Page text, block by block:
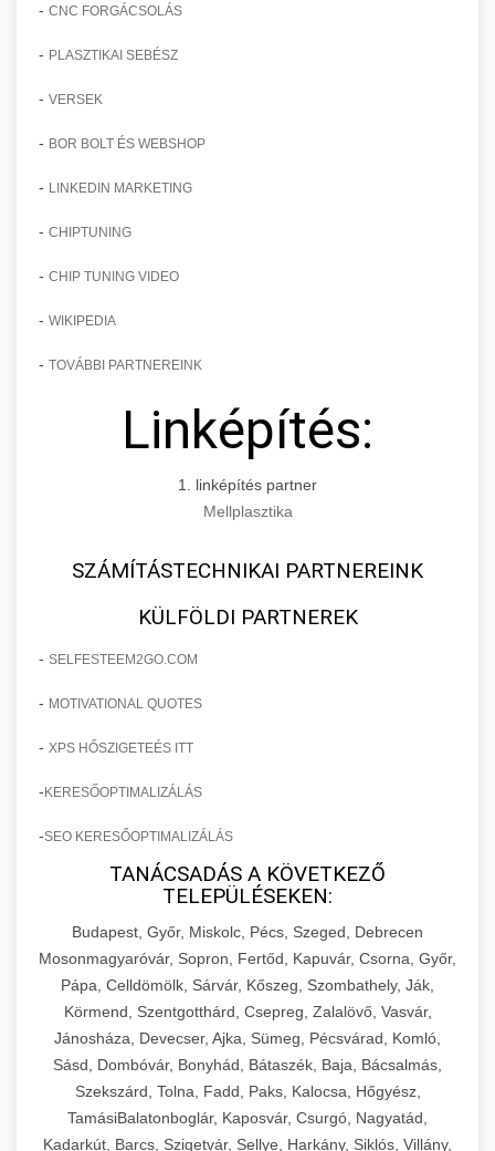
- CNC FORGÁCSOLÁS
- PLASZTIKAI SEBÉSZ
- VERSEK
- BOR BOLT ÉS WEBSHOP
- LINKEDIN MARKETING
- CHIPTUNING
- CHIP TUNING VIDEO
- WIKIPEDIA
- TOVÁBBI PARTNEREINK
Linképítés:
1. linképítés partner
Mellplasztika
SZÁMÍTÁSTECHNIKAI PARTNEREINK
KÜLFÖLDI PARTNEREK
- SELFESTEEM2GO.COM
- MOTIVATIONAL QUOTES
- XPS HŐSZIGETEÉS ITT
- KERESŐOPTIMALIZÁLÁS
-SEO KERESŐOPTIMALIZÁLÁS
TANÁCSADÁS A KÖVETKEZŐ
TELEPÜLÉSEKEN:
Budapest, Győr, Miskolc, Pécs, Szeged, Debrecen
Mosonmagyaróvár, Sopron, Fertőd, Kapuvár, Csorna, Győr,
Pápa, Celldömölk, Sárvár, Kőszeg, Szombathely, Ják,
Körmend, Szentgotthárd, Csepreg, Zalalövő, Vasvár,
Jánosháza, Devecser, Ajka, Sümeg, Pécsvárad, Komló,
Sásd, Dombóvár, Bonyhád, Bátaszék, Baja, Bácsalmás,
Szekszárd, Tolna, Fadd, Paks, Kalocsa, Hőgyész,
TamásiBalatonboglár, Kaposvár, Csurgó, Nagyatád,
Kadarkút, Barcs, Szigetvár, Sellye, Harkány, Siklós, Villány,